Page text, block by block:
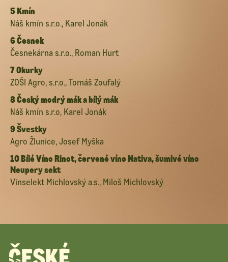
5 Kmín
Náš kmín s.r.o., Karel Jonák
6 Česnek
Česnekárna s.r.o., Roman Hurt
7 Okurky
ZOŠI Agro, s.r.o., Tomáš Zoufalý
8 Český modrý mák a bílý mák
Náš kmín s.r.o, Karel Jonák
9 Švestky
Agro Žlunice, Josef Myška
10 Bílé Víno Rinot, červené víno Nativa, šumivé víno
Neupery sekt
Vinselekt Michlovský a.s., Miloš Michlovský